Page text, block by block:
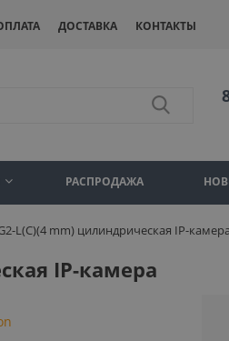
ДОСТАВКА КОНТАКТЫ
РАСПРОДАЖА
L(C)(4 mm) цилиндрическая IP-камера
IP-камера